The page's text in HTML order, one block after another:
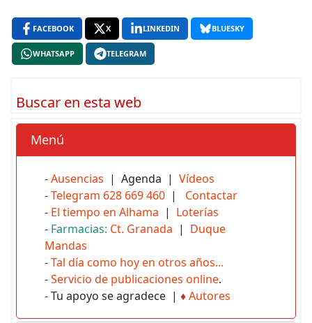
FACEBOOK X LINKEDIN BLUESKY
WHATSAPP TELEGRAM
Buscar en esta web
Menú
-Ausencias | Agenda | Vídeos
-Telegram 628 669 460 | Contactar
- El tiempo en Alhama | Loterías
- Farmacias: Ct. Granada | Duque
Mandas
-Tal día como hoy en otros años...
-Servicio de publicaciones online.
- Tu apoyo se agradece | ♦Autores